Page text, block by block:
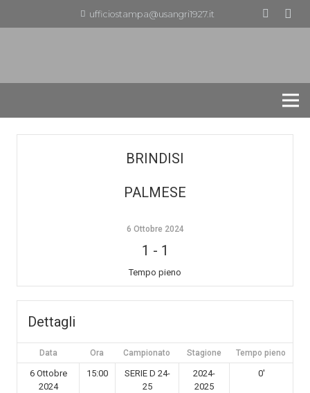
ufficiostampa@usangri1927.it
BRINDISI
PALMESE
6 Ottobre 2024
1 - 1
Tempo pieno
Dettagli
Data Ora Campionato Stagione Tempo pieno
6 Ottobre
2024
15:00
SERIE D 24-
25
2024-
2025
0'